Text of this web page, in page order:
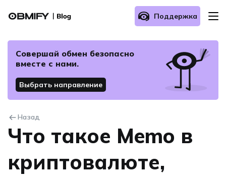
Поддержка
Как осуществить обмен?
Связаться с нами
Совершай обмен безопасно
вместе с нами.
Выбрать направление
Назад
Что такое Memo в
криптовалюте,